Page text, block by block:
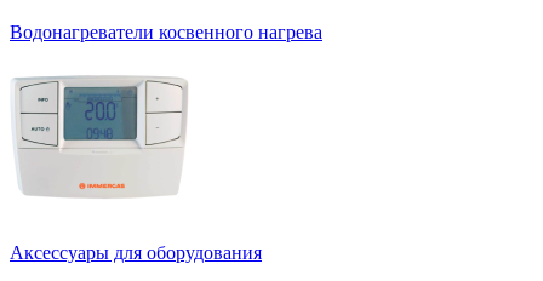
Водонагреватели косвенного нагрева
Аксессуары для оборудования